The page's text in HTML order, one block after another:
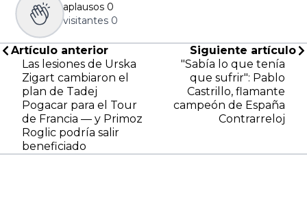
aplausos 0
visitantes 0
Artículo anterior
Las lesiones de Urska
Zigart cambiaron el
plan de Tadej
Pogacar para el Tour
de Francia — y Primoz
Roglic podría salir
beneficiado
Siguiente artículo
"Sabía lo que tenía
que sufrir": Pablo
Castrillo, flamante
campeón de España
Contrarreloj